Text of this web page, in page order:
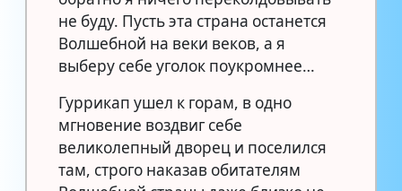
не буду. Пусть эта страна останется
Волшебной на веки веков, а я
выберу себе уголок поукромнее…
Гуррикап ушел к горам, в одно
мгновение воздвиг себе
великолепный дворец и поселился
там, строго наказав обитателям